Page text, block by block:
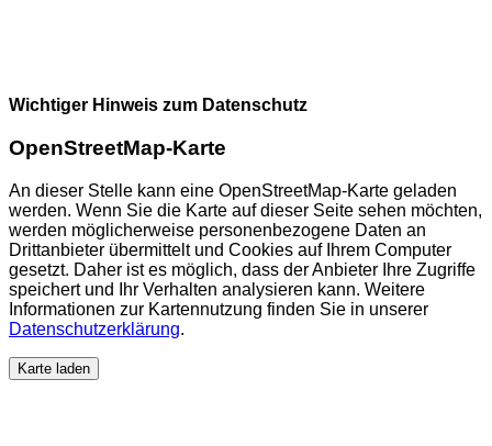
Wichtiger Hinweis zum Datenschutz
OpenStreetMap-Karte
An dieser Stelle kann eine OpenStreetMap-Karte geladen
werden. Wenn Sie die Karte auf dieser Seite sehen möchten,
werden möglicherweise personenbezogene Daten an
Drittanbieter übermittelt und Cookies auf Ihrem Computer
gesetzt. Daher ist es möglich, dass der Anbieter Ihre Zugriffe
speichert und Ihr Verhalten analysieren kann. Weitere
Informationen zur Kartennutzung finden Sie in unserer
Datenschutzerklärung.
Karte laden